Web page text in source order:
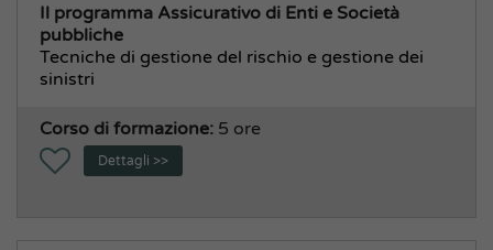
Il programma Assicurativo di Enti e Società
pubbliche
Tecniche di gestione del rischio e gestione dei
sinistri
Corso di formazione: 5 ore
Dettagli >>